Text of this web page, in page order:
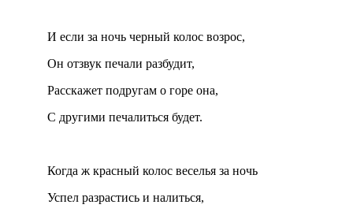
И если за ночь черный колос возрос,
Он отзвук печали разбудит,
Расскажет подругам о горе она,
С другими печалиться будет.
Когда ж красный колос веселья за ночь
Успел разрастись и налиться,